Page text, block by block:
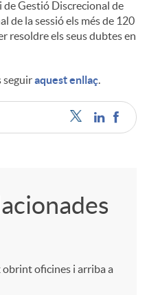
de Gestió Discrecional de
de la sessió els més de 120
resoldre els seus dubtes en
seguiraquest enllaç.
obrint oficines i arriba a